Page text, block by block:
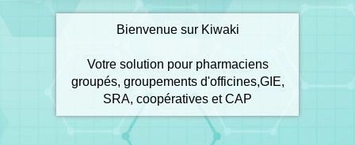
Bienvenue sur Kiwaki
Votre solution pour pharmaciens
groupés, groupements d'officines,GIE,
SRA, coopératives et CAP